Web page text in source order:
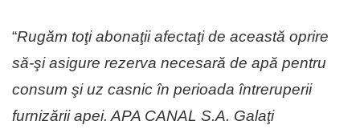
“Rugăm toţi abonaţii afectaţi de această oprire
să-şi asigure rezerva necesară de apă pentru
consum şi uz casnic în perioada întreruperii
furnizării apei. APA CANAL S.A. Galaţi